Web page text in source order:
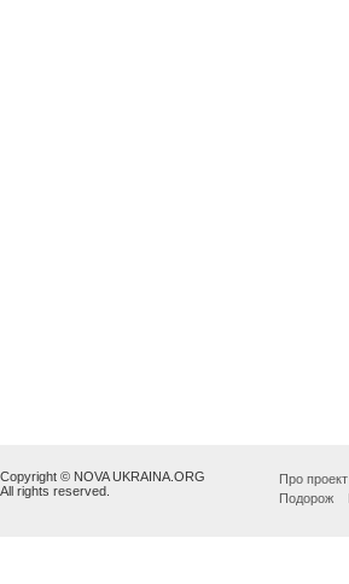
Copyright © NOVA UKRAINA.ORG
All rights reserved.
Про проект
Подорож